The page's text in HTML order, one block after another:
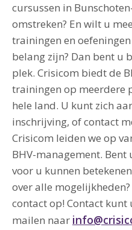
cursussen in
omstreken? En wilt u
trainingen en
belang zijn? Dan bent u
plek. Crisicom biedt de
trainingen op meerdere
hele land. U kunt zich
inschrijving, of contact
Crisicom leiden we op
BHV-management.
voor u kunnen
over alle
contact op! Contact kunt
mailen naar